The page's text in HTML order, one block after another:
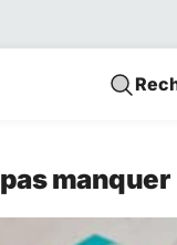
manquer